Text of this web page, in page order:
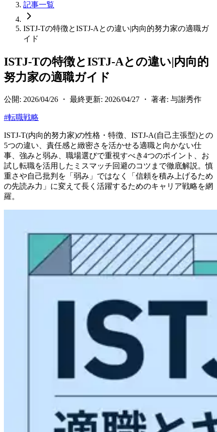
記事一覧
ISTJ-Tの特徴とISTJ-Aとの違い|内向的努力家の適職ガ
イド
ISTJ-Tの特徴とISTJ-Aとの違い|内向的
努力家の適職ガイド
公開: 2026/04/26 ・ 最終更新: 2026/04/27 ・ 著者: 与謝秀作
#転職戦略
ISTJ-T(内向的努力家)の性格・特徴、ISTJ-A(自己主張型)との
5つの違い、責任感と緻密さを活かせる適職と向かない仕
事、強みと弱み、職場選びで重視すべき4つのポイント、お
試し転職を活用したミスマッチ回避のコツまで徹底解説。慎
重さや自己批判を「弱み」ではなく「信頼を積み上げるため
の先読み力」に変えて長く活躍するためのキャリア戦略を網
羅。